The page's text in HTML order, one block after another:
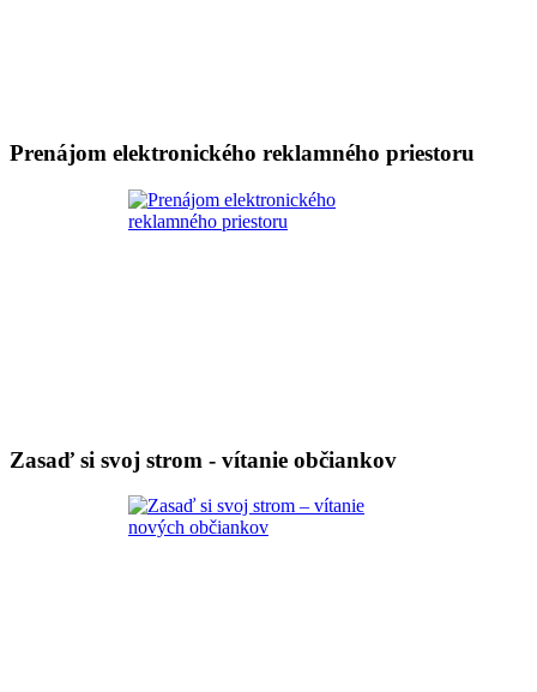
Prenájom elektronického reklamného priestoru
Zasaď si svoj strom - vítanie občiankov